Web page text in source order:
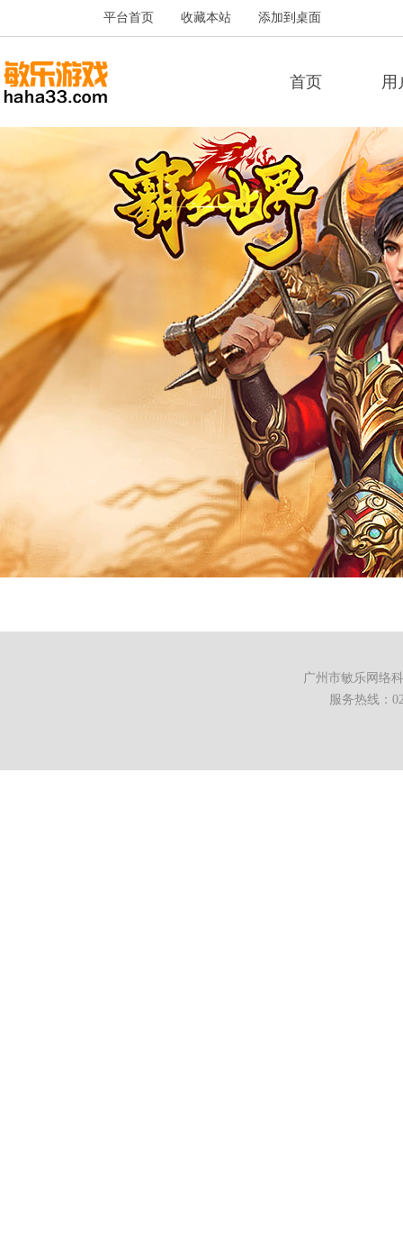
首页 用
广州市敏乐网络
服务热线：
平台首页 收藏本站 添加到桌面